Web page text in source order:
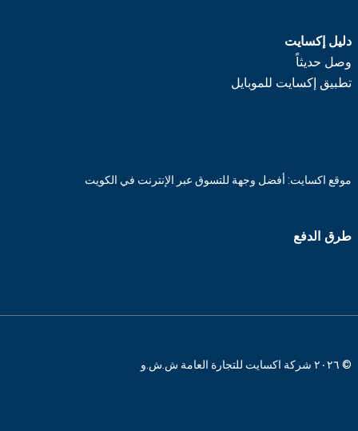
دليل إكسايت
وصل حديثاً
تطبيق إكسايت للموبايل
موقع اكسايت: أفضل وجهة للتسوق عبر الإنترنت في الكويت
طرق الدفع
© ٢٠٢٦ شركة اكسايت للتجارة العامة ش.ش.و